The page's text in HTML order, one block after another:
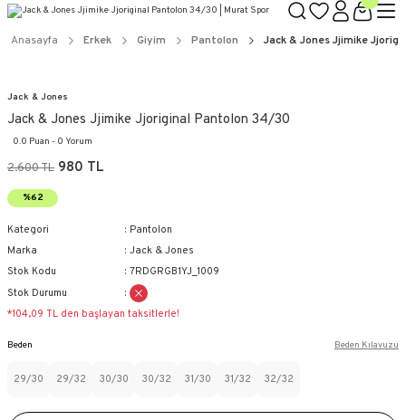
Anasayfa Erkek Giyim Pantolon Jack & Jones Jjimike
Jack & Jones
Jack & Jones Jjimike Jjoriginal Pantolon 34/30
0.0 Puan - 0 Yorum
2.600 TL 980 TL
%62
Kategori
Pantolon
Marka
Jack & Jones
Stok Kodu
7RDGRGB1YJ_1009
Stok Durumu
*104,09 TL den başlayan taksitlerle!
Beden
29/30 29/32 30/30 30/32 31/30 31/32 32/32
Beden Kılavuzu